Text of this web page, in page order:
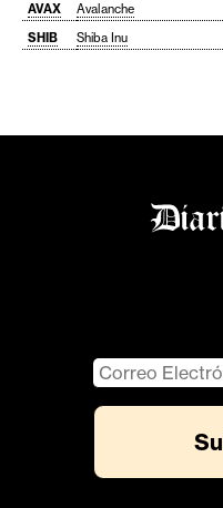
AVAX
Avalanche
SHIB
Shiba Inu